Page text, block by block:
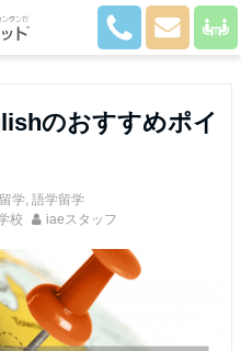
のおすすめポイ
学, 語学留学
校 iaeスタッフ